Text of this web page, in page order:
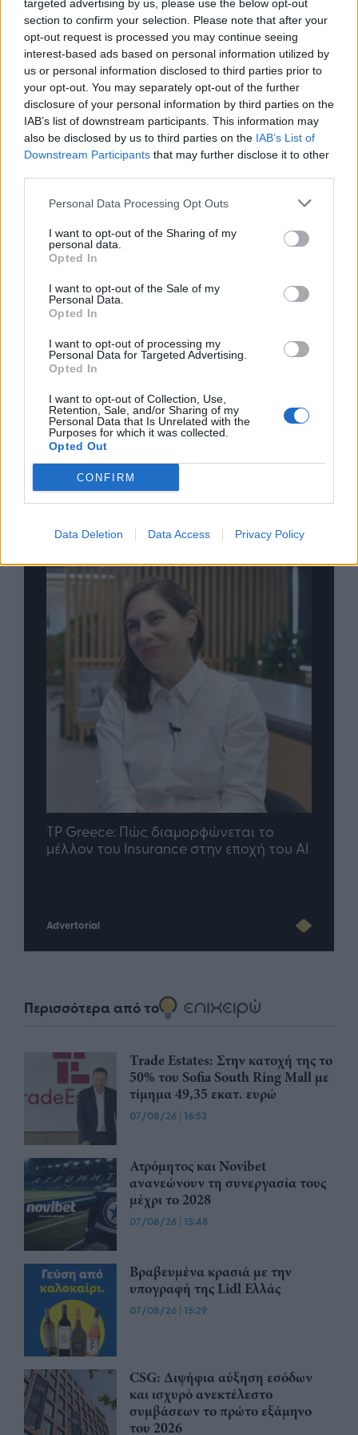
targeted advertising by us, please use the below opt-out
section to confirm your selection. Please note that after your
opt-out request is processed you may continue seeing
interest-based ads based on personal information utilized by
us or personal information disclosed to third parties prior to
your opt-out. You may separately opt-out of the further
disclosure of your personal information by third parties on the
IAB’s list of downstream participants. This information may
also be disclosed by us to third parties on the IAB’s List of
Downstream Participants that may further disclose it to other
Personal Data Processing Opt Outs
I want to opt-out of the Sharing of my
personal data.
Opted In
I want to opt-out of the Sale of my
Personal Data.
Opted In
I want to opt-out of processing my
Personal Data for Targeted Advertising.
Opted In
I want to opt-out of Collection, Use,
Retention, Sale, and/or Sharing of my
Personal Data that Is Unrelated with the
Purposes for which it was collected.
Opted Out
CONFIRM
Data Deletion Data Access Privacy Policy
της EUROBANK και θα είναι διαθέσιμο αρχές
του 2022.
Παροχή χρηματοδοτικών λύσεων με απλές
και απρόσκοπτες διαδικασίες».
και μάθετε πρώτοι όλα τα επιχειρηματικά νέα
Ειδήσειςαπό την Ελλάδα και τον κόσμο στο
Σχολιάστε
... σχόλια | Κάνε click για να σχολιάσεις
TP Greece: Πώς διαμορφώνεται το
μέλλον του Insurance στην εποχή του AI
Advertorial
Περισσότερα από το
Trade Estates: Στην κατοχή της το
50% του Sofia South Ring Mall με
τίμημα 49,35 εκατ. ευρώ
07/08/26 | 16:53
Ατρόμητος και Novibet
ανανεώνουν τη συνεργασία τους
μέχρι το 2028
07/08/26 | 15:48
Βραβευμένα κρασιά με την
υπογραφή της Lidl Ελλάς
07/08/26 | 15:29
CSG: Διψήφια αύξηση εσόδων
και ισχυρό ανεκτέλεστο
συμβάσεων το πρώτο εξάμηνο
του 2026